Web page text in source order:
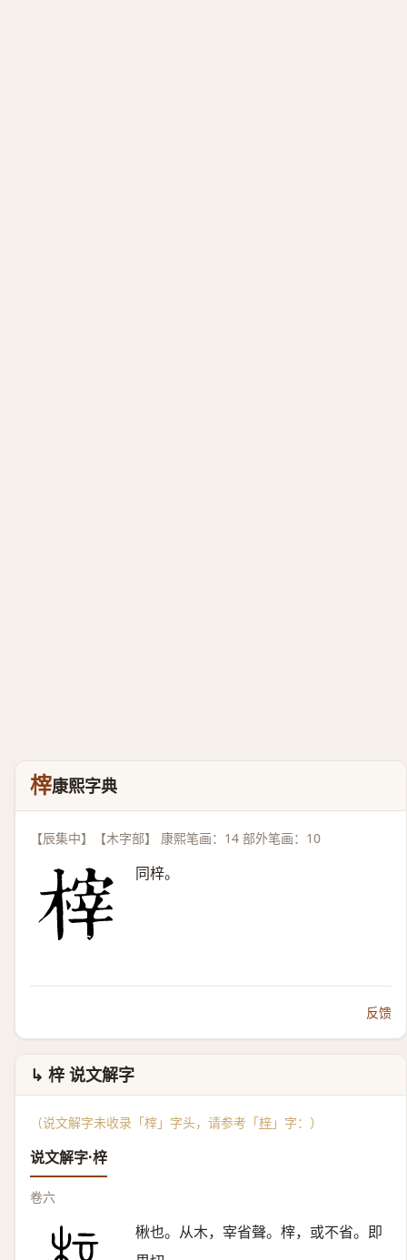
榟康熙字典
【辰集中】【木字部】 康熙笔画：14 部外笔画：10
同梓。
反馈
↳ 梓 说文解字
（说文解字未收录「榟」字头，请参考「梓 」字：）
说文解字·梓
卷六
楸也。从木，宰省聲。榟，或不省。即